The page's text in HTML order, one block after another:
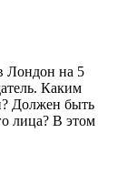
Лондон на 5
Каким
Должен быть
лица? В этом